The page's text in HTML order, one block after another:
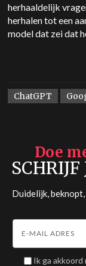
herhaaldelijk
herhalen tot een
model dat zei dat
ChatGPT
Doe
Duidelijk,
Ik ga